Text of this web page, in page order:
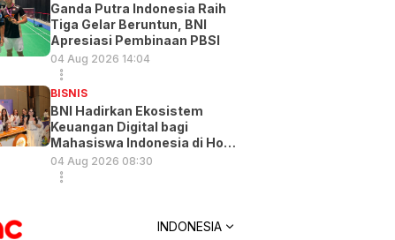
Ganda Putra Indonesia Raih
Tiga Gelar Beruntun, BNI
Apresiasi Pembinaan PBSI
04 Aug 2026 14:04
BISNIS
BNI Hadirkan Ekosistem
Keuangan Digital bagi
Mahasiswa Indonesia di Hong
Kong
04 Aug 2026 08:30
INDONESIA